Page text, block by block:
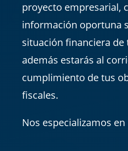
proyecto empresarial,
información oportuna
situación financiera de
además estarás al
cumplimiento de tus
fiscales.
Nos especializamos